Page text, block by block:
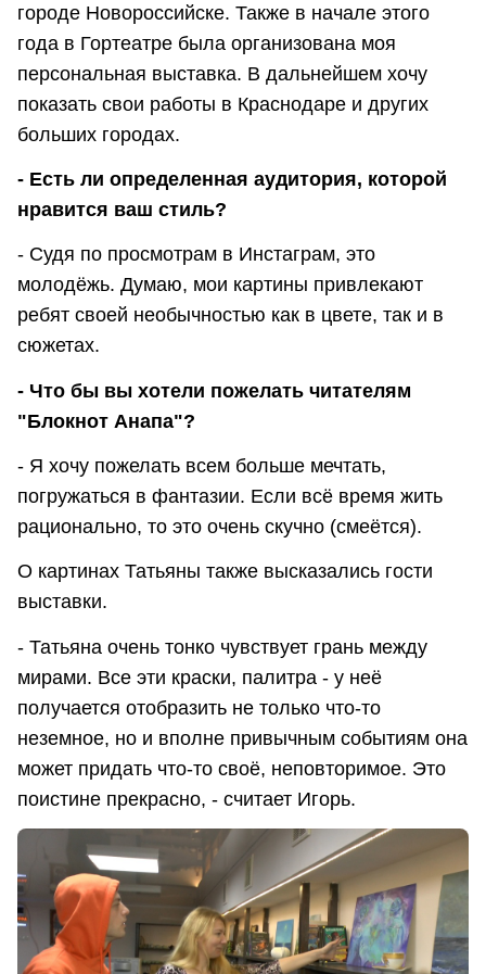
городе Новороссийске. Также в начале этого
года в Гортеатре была организована моя
персональная выставка. В дальнейшем хочу
показать свои работы в Краснодаре и других
больших городах.
- Есть ли определенная аудитория, которой
нравится ваш стиль?
- Судя по просмотрам в Инстаграм, это
молодёжь. Думаю, мои картины привлекают
ребят своей необычностью как в цвете, так и в
сюжетах.
- Что бы вы хотели пожелать читателям
"Блокнот Анапа"?
- Я хочу пожелать всем больше мечтать,
погружаться в фантазии. Если всё время жить
рационально, то это очень скучно (смеётся).
О картинах Татьяны также высказались гости
выставки.
- Татьяна очень тонко чувствует грань между
мирами. Все эти краски, палитра - у неё
получается отобразить не только что-то
неземное, но и вполне привычным событиям она
может придать что-то своё, неповторимое. Это
поистине прекрасно, - считает Игорь.